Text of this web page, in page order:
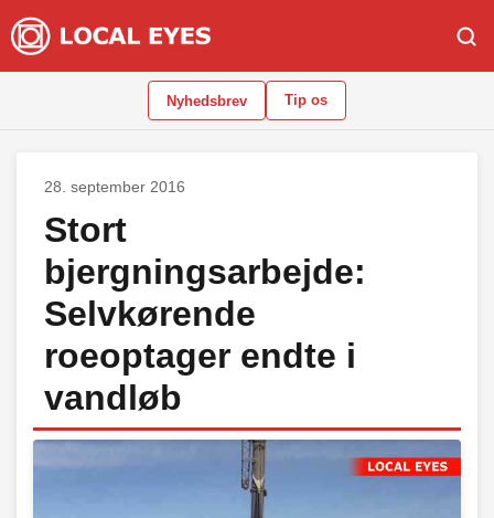
Nyhedsbrev Tip os
28. september 2016
Stort
bjergningsarbejde:
Selvkørende
roeoptager endte i
vandløb